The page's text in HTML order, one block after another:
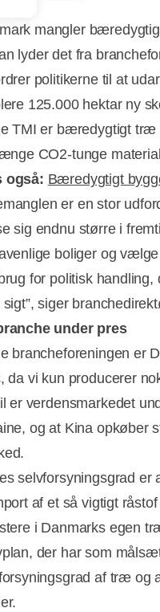
mangler
lyder det fra
politikerne til at
125.000 hektar ny
TMI er bæredygtigt træ
CO2-tunge
også: Bæredygtigt
er en stor
sig endnu større i
boliger og
for politisk
sigt”, siger
under pres
brancheforeningen er
da vi kun producerer
er verdensmarkedet
og at Kina opkøber
selvforsyningsgrad
af et så vigtigt
i Danmarks egen
der har som
af træ og